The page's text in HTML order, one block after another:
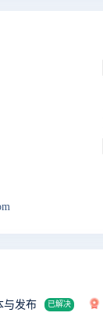
与发布 已解决